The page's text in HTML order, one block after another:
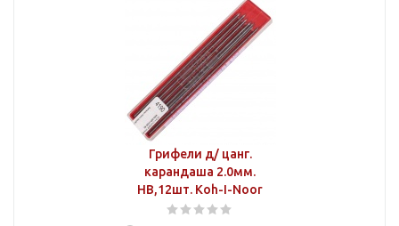
Грифели д/ цанг.
карандаша 2.0мм.
HВ,12шт. Koh-I-Noor